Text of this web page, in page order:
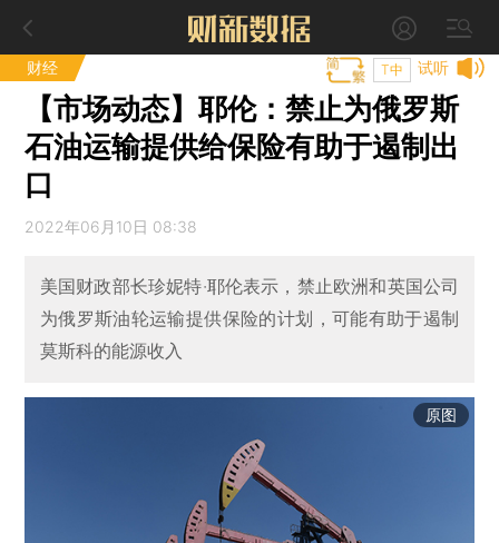
财经 试听
T中
【市场动态】耶伦：禁止为俄罗斯
石油运输提供给保险有助于遏制出
口
2022年06月10日 08:38
美国财政部长珍妮特·耶伦表示，禁止欧洲和英国公司
为俄罗斯油轮运输提供保险的计划，可能有助于遏制
莫斯科的能源收入
原图